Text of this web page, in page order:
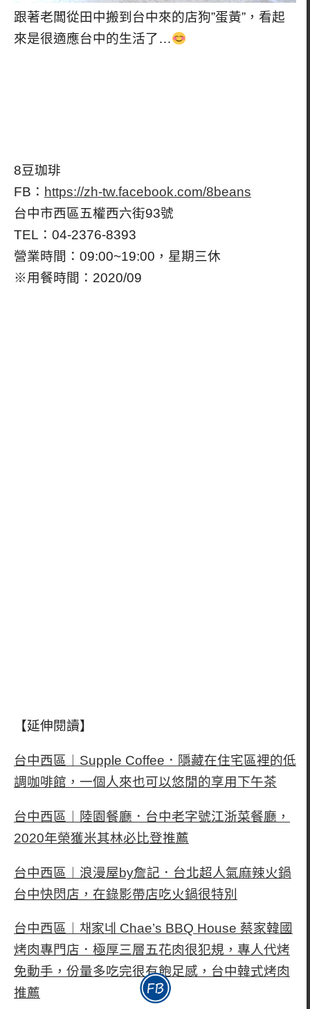
跟著老闆從田中搬到台中來的店狗”蛋黃”，看起
來是很適應台中的生活了…
8豆珈琲
FB： https://zh-tw.facebook.com/8beans
台中市西區五權西六街93號
TEL：04-2376-8393
營業時間：09:00~19:00，星期三休
※用餐時間：2020/09
【延伸閱讀】
台中西區︱Supple Coffee．隱藏在住宅區裡的低
調咖啡館，一個人來也可以悠閒的享用下午茶
台中西區︱陸園餐廳．台中老字號江浙菜餐廳，
2020年榮獲米其林必比登推薦
台中西區︱浪漫屋by詹記．台北超人氣麻辣火鍋
台中快閃店，在錄影帶店吃火鍋很特別
台中西區︱채家네 Chae’s BBQ House 蔡家韓國
烤肉專門店．極厚三層五花肉很犯規，專人代烤
免動手，份量多吃完很有飽足感，台中韓式烤肉
推薦